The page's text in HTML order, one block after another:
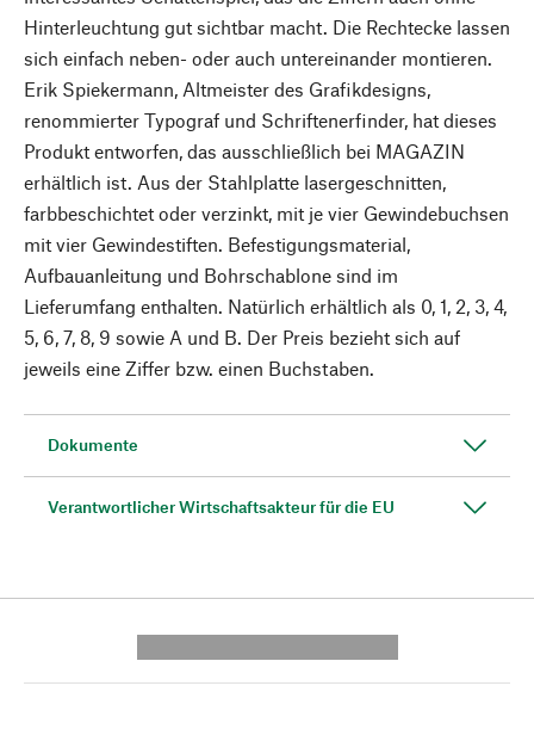
Hinterleuchtung gut sichtbar macht. Die Rechtecke lassen
sich einfach neben- oder auch untereinander montieren.
Erik Spiekermann, Altmeister des Grafikdesigns,
renommierter Typograf und Schriftenerfinder, hat dieses
Produkt entworfen, das ausschließlich bei MAGAZIN
erhältlich ist. Aus der Stahlplatte lasergeschnitten,
farbbeschichtet oder verzinkt, mit je vier Gewindebuchsen
mit vier Gewindestiften. Befestigungsmaterial,
Aufbauanleitung und Bohrschablone sind im
Lieferumfang enthalten. Natürlich erhältlich als 0, 1, 2, 3, 4,
5, 6, 7, 8, 9 sowie A und B. Der Preis bezieht sich auf
jeweils eine Ziffer bzw. einen Buchstaben.
Dokumente
Verantwortlicher Wirtschaftsakteur für die EU